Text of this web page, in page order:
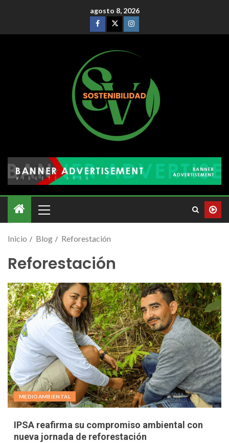
agosto 8, 2026
Inicio Blog Reforestación
Reforestación
MEDIOAMBIENTAL
IPSA reafirma su compromiso ambiental con
nueva jornada de reforestación